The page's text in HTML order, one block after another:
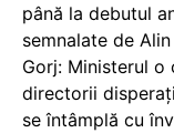
până la debutul
semnalate de
Gorj: Ministerul o
directorii
se întâmplă cu